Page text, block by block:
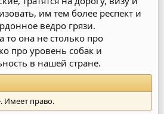
им тем более респект и
ведро грязи.
то она не столько про
про уровень собак и
в нашей стране.
Имеет право.